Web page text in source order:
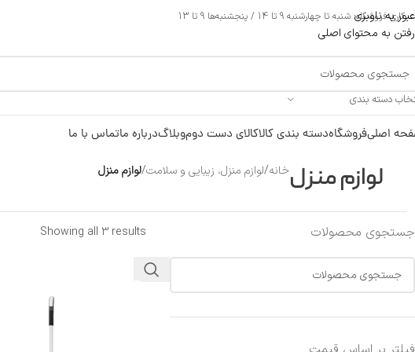
عبور به ناوبری
رفتن به محتوای اصلی
فروشگاه: شنبه تا چهارشنبه 9 تا 14 / پنجشنبه‌ها 9 تا 13
دسته بندی
اصلیفروشگاهدسته بندی کالاکالای دست دوموبلاگدرباره ماتماس با ما
لوازم منزلخانه/لوازم منزل، زیبایی و سلامت/لوازم منزل
جستجوی محصولات Showing all 3 results